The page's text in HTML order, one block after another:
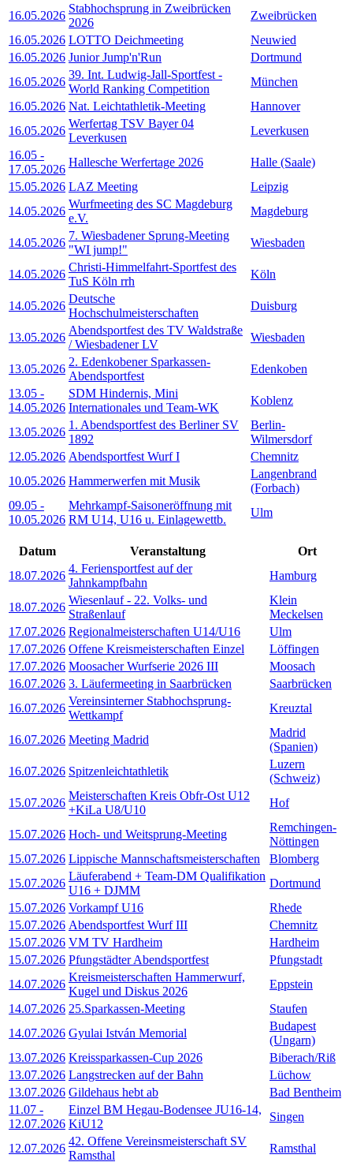
16.05.2026
Stabhochsprung in Zweibrücken
2026
Zweibrücken
16.05.2026 LOTTO Deichmeeting
Neuwied
16.05.2026 Junior Jump'n'Run
Dortmund
16.05.2026
39. Int. Ludwig-Jall-Sportfest -
World Ranking Competition
München
16.05.2026 Nat. Leichtathletik-Meeting
Hannover
16.05.2026
Werfertag TSV Bayer 04
Leverkusen
Leverkusen
16.05 -
17.05.2026
Hallesche Werfertage 2026
Halle (Saale)
15.05.2026 LAZ Meeting
Leipzig
14.05.2026
Wurfmeeting des SC Magdeburg
e.V.
Magdeburg
14.05.2026
7. Wiesbadener Sprung-Meeting
"WI jump!"
Wiesbaden
14.05.2026
Christi-Himmelfahrt-Sportfest des
TuS Köln rrh
Köln
14.05.2026
Deutsche
Hochschulmeisterschaften
Duisburg
13.05.2026
Abendsportfest des TV Waldstraße
/ Wiesbadener LV
Wiesbaden
13.05.2026
2. Edenkobener Sparkassen-
Abendsportfest
Edenkoben
13.05 -
14.05.2026
SDM Hindernis, Mini
Internationales und Team-WK
Koblenz
13.05.2026
1. Abendsportfest des Berliner SV
1892
Berlin-
Wilmersdorf
12.05.2026 Abendsportfest Wurf I
Chemnitz
10.05.2026 Hammerwerfen mit Musik
Langenbrand
(Forbach)
09.05 -
10.05.2026
Mehrkampf-Saisoneröffnung mit
RM U14, U16 u. Einlagewettb.
Ulm
Datum Veranstaltung
Ort
18.07.2026
4. Feriensportfest auf der
Jahnkampfbahn
Hamburg
18.07.2026
Wiesenlauf - 22. Volks- und
Straßenlauf
Klein
Meckelsen
17.07.2026 Regionalmeisterschaften U14/U16
Ulm
17.07.2026 Offene Kreismeisterschaften Einzel
Löffingen
17.07.2026 Moosacher Wurfserie 2026 III
Moosach
16.07.2026 3. Läufermeeting in Saarbrücken
Saarbrücken
16.07.2026
Vereinsinterner Stabhochsprung-
Wettkampf
Kreuztal
16.07.2026 Meeting Madrid
Madrid
(Spanien)
16.07.2026 Spitzenleichtathletik
Luzern
(Schweiz)
15.07.2026
Meisterschaften Kreis Obfr-Ost U12
+KiLa U8/U10
Hof
15.07.2026 Hoch- und Weitsprung-Meeting
Remchingen-
Nöttingen
15.07.2026 Lippische Mannschaftsmeisterschaften
Blomberg
15.07.2026
Läuferabend + Team-DM Qualifikation
U16 + DJMM
Dortmund
15.07.2026 Vorkampf U16
Rhede
15.07.2026 Abendsportfest Wurf III
Chemnitz
15.07.2026 VM TV Hardheim
Hardheim
15.07.2026 Pfungstädter Abendsportfest
Pfungstadt
14.07.2026
Kreismeisterschaften Hammerwurf,
Kugel und Diskus 2026
Eppstein
14.07.2026 25.Sparkassen-Meeting
Staufen
14.07.2026 Gyulai István Memorial
Budapest
(Ungarn)
13.07.2026 Kreissparkassen-Cup 2026
Biberach/Riß
13.07.2026 Langstrecken auf der Bahn
Lüchow
13.07.2026 Gildehaus hebt ab
Bad Bentheim
11.07 -
12.07.2026
Einzel BM Hegau-Bodensee JU16-14,
KiU12
Singen
12.07.2026
42. Offene Vereinsmeisterschaft SV
Ramsthal
Ramsthal